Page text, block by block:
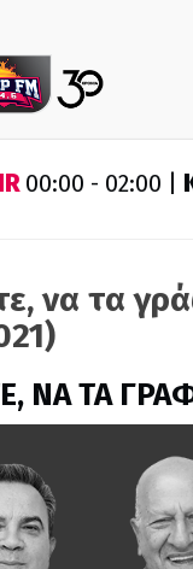
00:00 - 02:00 |
να τα
ΝΑ ΤΑ